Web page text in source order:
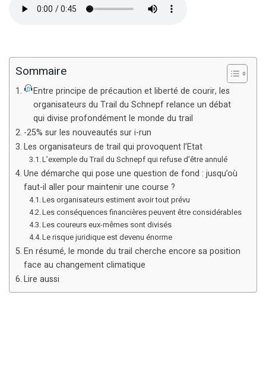
Sommaire
Entre principe de précaution et liberté de courir, les
organisateurs du Trail du Schnepf relance un débat
qui divise profondément le monde du trail
-25% sur les nouveautés sur i-run
Les organisateurs de trail qui provoquent l’Etat
L’exemple du Trail du Schnepf qui refuse d’être annulé
Une démarche qui pose une question de fond : jusqu’où
faut-il aller pour maintenir une course ?
Les organisateurs estiment avoir tout prévu
Les conséquences financières peuvent être considérables
Les coureurs eux-mêmes sont divisés
Le risque juridique est devenu énorme
En résumé, le monde du trail cherche encore sa position
face au changement climatique
Lire aussi